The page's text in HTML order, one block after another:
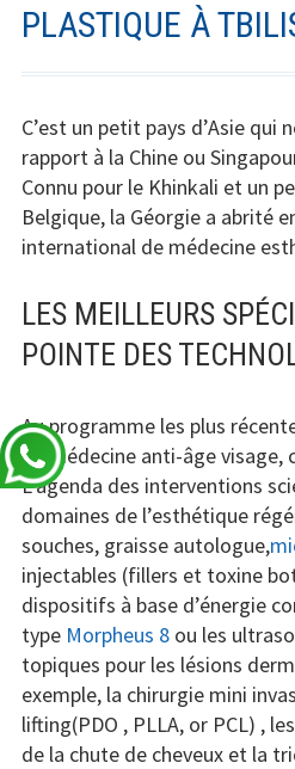
PLASTIQUE À
C’est un petit pays d’Asie qui
rapport à la Chine ou
Connu pour le Khinkali et un
Belgique, la Géorgie a abrité
international de médecine
LES MEILLEURS
POINTE DES
Au programme les plus
de médecine anti-âge visage,
L’agenda des interventions
domaines de l’esthétique
souches, graisse autologue,
injectables (fillers et toxine
dispositifs à base d’énergie
type Morpheus 8ou les
topiques pour les lésions
exemple, la chirurgie mini
lifting(PDO , PLLA, or PCL) ,
de la chute de cheveux et la